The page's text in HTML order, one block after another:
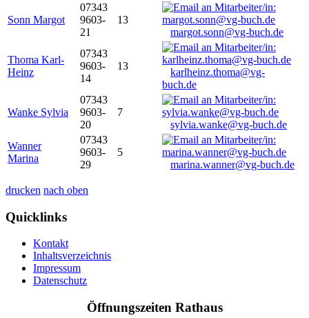
Sonn Margot
07343
9603-
21
13
margot.sonn@vg-buch.de
Thoma Karl-
Heinz
07343
9603-
14
13
karlheinz.thoma@vg-
buch.de
Wanke Sylvia
07343
9603-
20
7
sylvia.wanke@vg-buch.de
Wanner
Marina
07343
9603-
29
5
marina.wanner@vg-buch.de
drucken nach oben
Quicklinks
Kontakt
Inhaltsverzeichnis
Impressum
Datenschutz
Öffnungszeiten Rathaus